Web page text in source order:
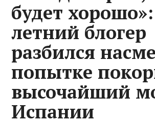
будет
летний блогер
разбился
попытке
высочайший
Испании